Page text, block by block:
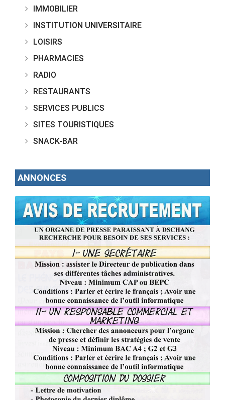
IMMOBILIER
INSTITUTION UNIVERSITAIRE
LOISIRS
PHARMACIES
RADIO
RESTAURANTS
SERVICES PUBLICS
SITES TOURISTIQUES
SNACK-BAR
ANNONCES